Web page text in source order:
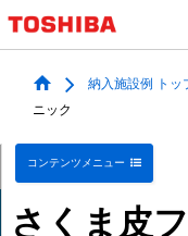
納入施設例 トッ
ニック
コンテンツメニュー
さくま皮